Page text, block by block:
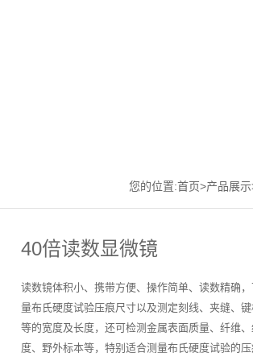
您的位置:首页>产品展示
40倍读数显微镜
读数镜体积小、携带方便、操作简单、读数精确，
量布氏硬度试验压痕尺寸以及测定刻线、夹缝、
等的宽度及长度，还可检测金属表面质量、纤维
度、野外标本等，特别适合测量布氏硬度试验的压